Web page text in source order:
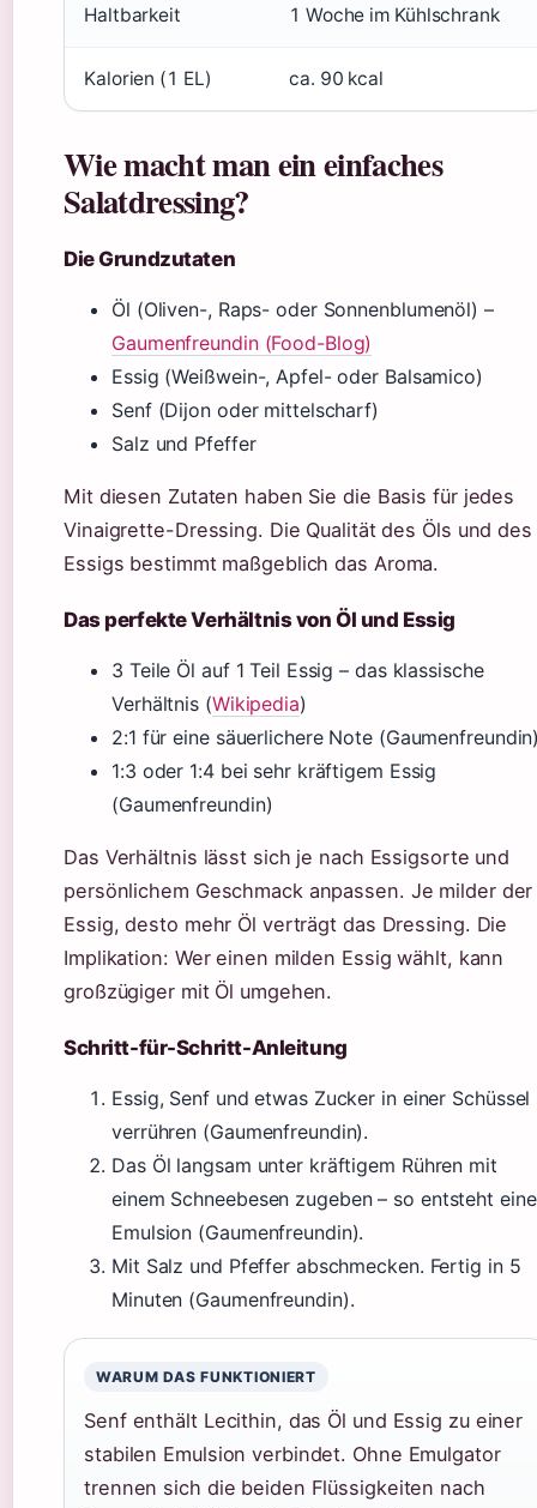
Haltbarkeit 1 Woche im Kühlschrank
Kalorien (1 EL) ca. 90 kcal
Wie macht man ein einfaches
Salatdressing?
Die Grundzutaten
Öl (Oliven-, Raps- oder Sonnenblumenöl) –
Gaumenfreundin (Food-Blog)
Essig (Weißwein-, Apfel- oder Balsamico)
Senf (Dijon oder mittelscharf)
Salz und Pfeffer
Mit diesen Zutaten haben Sie die Basis für jedes
Vinaigrette-Dressing. Die Qualität des Öls und des
Essigs bestimmt maßgeblich das Aroma.
Das perfekte Verhältnis von Öl und Essig
3 Teile Öl auf 1 Teil Essig – das klassische
Verhältnis (Wikipedia)
2:1 für eine säuerlichere Note
1:3 oder 1:4 bei sehr kräftigem Essig
(Gaumenfreundin)
Das Verhältnis lässt sich je nach Essigsorte und
persönlichem Geschmack anpassen. Je milder der
Essig, desto mehr Öl verträgt das Dressing. Die
Implikation: Wer einen milden Essig wählt, kann
großzügiger mit Öl umgehen.
Schritt-für-Schritt-Anleitung
Essig, Senf und etwas Zucker in einer Schüssel
verrühren (Gaumenfreundin).
Das Öl langsam unter kräftigem Rühren mit
einem Schneebesen zugeben – so entsteht eine
Emulsion (Gaumenfreundin).
Mit Salz und Pfeffer abschmecken. Fertig in 5
Minuten (Gaumenfreundin).
WARUM DAS FUNKTIONIERT
Senf enthält Lecithin, das Öl und Essig zu einer
stabilen Emulsion verbindet. Ohne Emulgator
trennen sich die beiden Flüssigkeiten nach